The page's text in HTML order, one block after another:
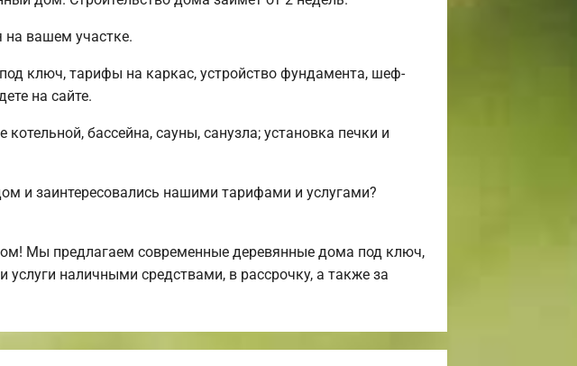
вашем участке.
ключ, тарифы на каркас, устройство фундамента, шеф-
на сайте.
бассейна, сауны, санузла; установка печки и
и заинтересовались нашими тарифами и услугами?
Мы предлагаем современные деревянные дома под ключ,
наличными средствами, в рассрочку, а также за